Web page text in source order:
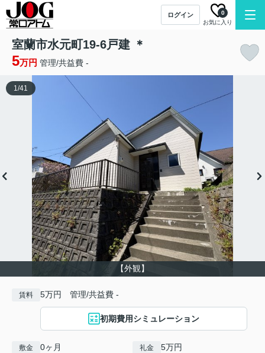
ログイン
お気に入り
0
室蘭市水元町19-6戸建 ＊
5万円 管理/共益費 -
【外観】
1/41
賃料 5万円 管理/共益費 -
初期費用シミュレーション
敷金 0ヶ月 礼金 5万円